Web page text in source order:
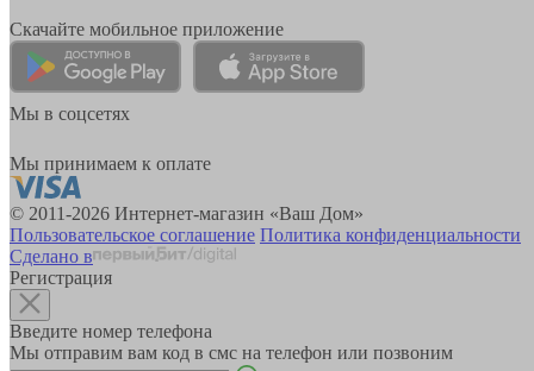
Скачайте мобильное приложение
Мы в соцсетях
Мы принимаем к оплате
© 2011-2026 Интернет-магазин «Ваш Дом»
Пользовательское соглашение Политика конфиденциальности
Сделано в
Регистрация
Введите номер телефона
Мы отправим вам код в смс на телефон или позвоним